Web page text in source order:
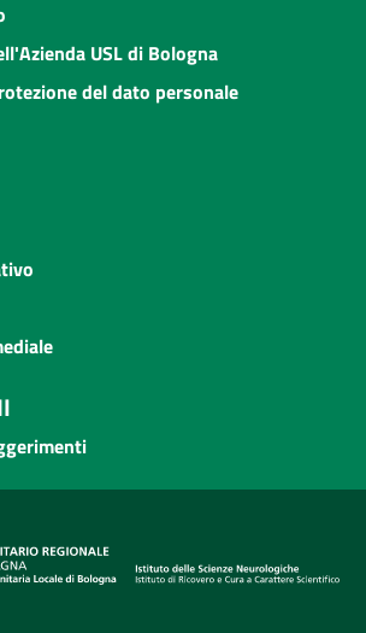
USL di Bologna
del dato personale